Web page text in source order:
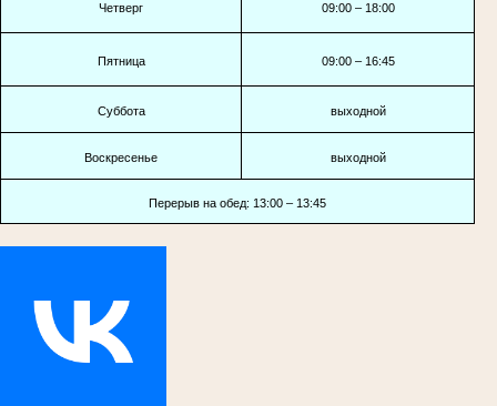
Четверг 09:00 – 18:00
Пятница 09:00 – 16:45
Суббота выходной
Воскресенье выходной
Перерыв на обед: 13:00 – 13:45